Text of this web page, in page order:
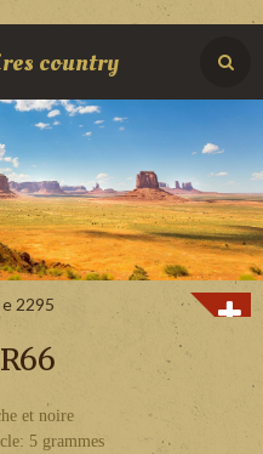
country
et noire
5 grammes